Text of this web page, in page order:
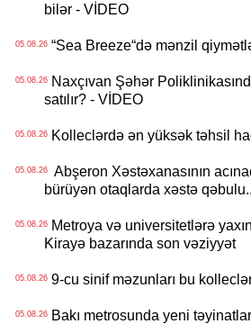
bilər - VİDEO
05.08.26“Sea Breeze“də mənzil
05.08.26Naxçıvan Şəhər
satılır? - VİDEO
05.08.26Kolleclərdə ən yüksək təhsil
05.08.26Abşeron Xəstəxanasının
bürüyən otaqlarda xəstə
05.08.26Metroya və universitetlərə
Kirayə bazarında son vəziyyət
05.08.269-cu sinif məzunları bu
05.08.26Bakı metrosunda yeni